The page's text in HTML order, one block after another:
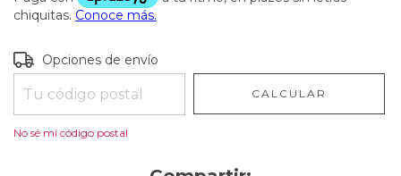
Entregas para el CP:
Opciones de envío
CALCULAR
No sé mi código postal